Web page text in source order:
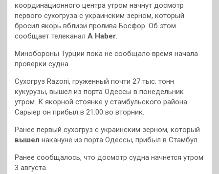
координационного центра утром начнут досмотр
первого сухогруза с украинским зерном, который
бросил якорь вблизи пролива Босфор. Об этом
сообщает телеканал A Haber.
Минобороны Турции пока не сообщало время начала
проверки судна.
Сухогруз Razoni, груженный почти 27 тыс. тонн
кукурузы, вышел из порта Одессы в понедельник
утром. К якорной стоянке у стамбульского района
Сарыер он прибыл в 21:00 во вторник.
Ранее первый сухогруз с украинским зерном, который
вышел накануне из порта Одессы, прибыл в Стамбул.
Ранее сообщалось, что досмотр судна начнется утром
3 августа.